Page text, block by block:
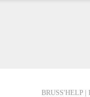
BRUSS'HELP